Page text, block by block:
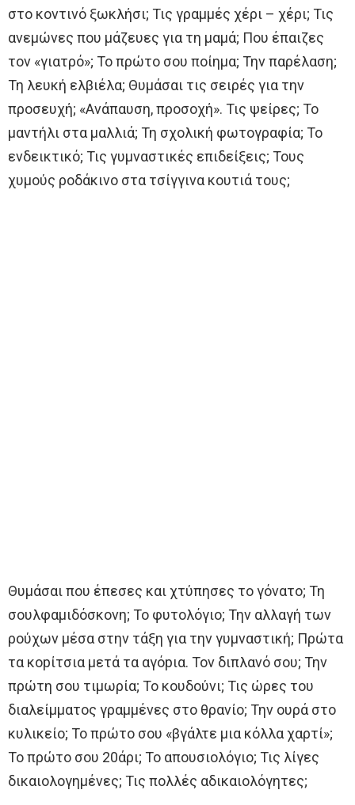
στο κοντινό ξωκλήσι; Τις γραμμές χέρι – χέρι; Τις
ανεμώνες που μάζευες για τη μαμά; Που έπαιζες
τον «γιατρό»; Το πρώτο σου ποίημα; Την παρέλαση;
Τη λευκή ελβιέλα; Θυμάσαι τις σειρές για την
προσευχή; «Ανάπαυση, προσοχή». Τις ψείρες; Το
μαντήλι στα μαλλιά; Τη σχολική φωτογραφία; Το
ενδεικτικό; Τις γυμναστικές επιδείξεις; Τους
χυμούς ροδάκινο στα τσίγγινα κουτιά τους;
Θυμάσαι που έπεσες και χτύπησες το γόνατο; Τη
σουλφαμιδόσκονη; Το φυτολόγιο; Την αλλαγή των
ρούχων μέσα στην τάξη για την γυμναστική; Πρώτα
τα κοpίτσια μετά τα αγόpια. Τον διπλανό σου; Την
πρώτη σου τιμωρία; Το κουδούνι; Τις ώρες του
διαλείμματος γραμμένες στο θρανίο; Την ουρά στο
κυλικείο; Το πρώτο σου «βγάλτε μια κόλλα χαρτί»;
Το πρώτο σου 20άρι; Το απουσιολόγιο; Τις λίγες
δικαιολογημένες; Τις πολλές αδικαιολόγητες;